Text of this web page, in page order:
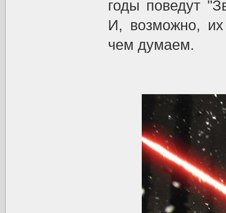
годы поведут
И, возможно,
чем думаем.